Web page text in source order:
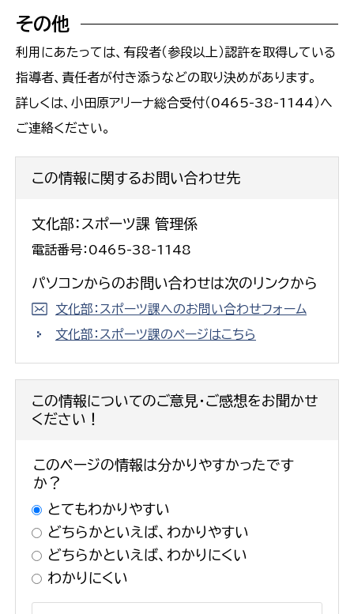
その他
利用にあたっては、有段者（参段以上）認許を取得している
指導者、責任者が付き添うなどの取り決めがあります。
詳しくは、小田原アリーナ総合受付（0465-38-1144）へ
ご連絡ください。
この情報に関するお問い合わせ先
文化部：スポーツ課 管理係
電話番号：0465-38-1148
パソコンからのお問い合わせは次のリンクから
文化部：スポーツ課へのお問い合わせフォーム
文化部：スポーツ課のページはこちら
この情報についてのご意見・ご感想をお聞かせ
ください！
このページの情報は分かりやすかったです
か？
とてもわかりやすい
どちらかといえば、わかりやすい
どちらかといえば、わかりにくい
わかりにくい